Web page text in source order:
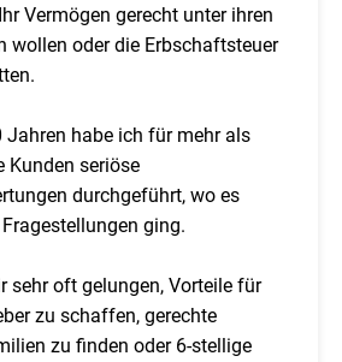
Vermögen gerecht unter ihren
wollen oder die Erbschaftsteuer
Jahren habe ich für mehr als
Kunden seriöse
durchgeführt, wo es
ging.
sehr oft gelungen, Vorteile für
zu schaffen, gerechte
zu finden oder 6-stellige